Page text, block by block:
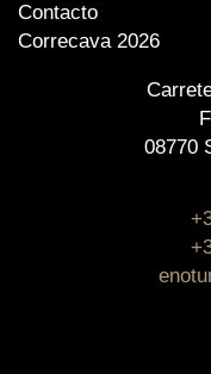
Contacto
Correcava 2026
08770